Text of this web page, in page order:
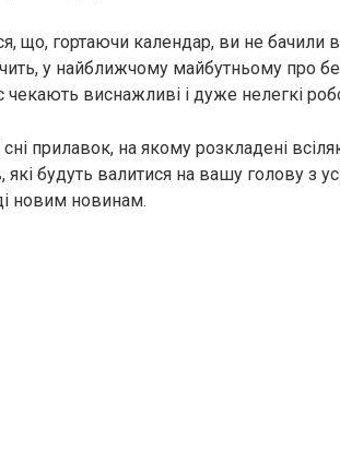
що, гортаючи календар, ви не бачили
у найближчому майбутньому про
чекають виснажливі і дуже нелегкі
сні прилавок, на якому розкладені
які будуть валитися на вашу голову з
новим новинам.